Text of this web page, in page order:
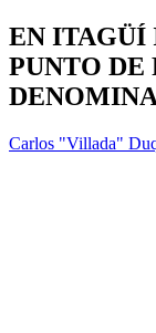
EN ITAGÜÍ
PUNTO DE
Carlos "Villada"